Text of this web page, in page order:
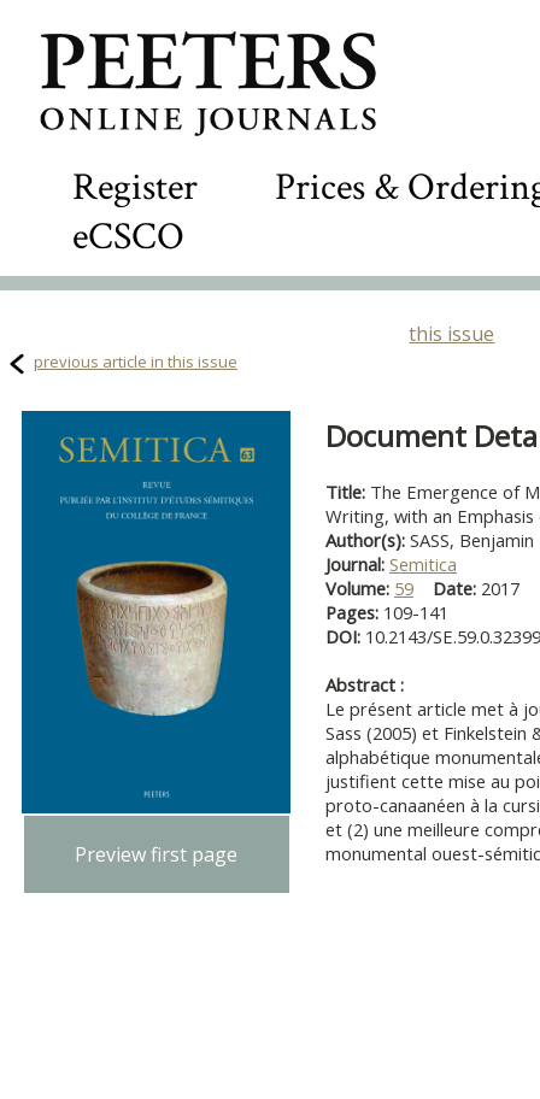
Register
Prices &
eCSCO
this issue
previous article in this issue
Preview first page
Document
Title: The Emergence of
Writing, with an Emphasis
Author(s): SASS, Benjamin
Journal: Semitica
Volume: 59 Date: 2017
Pages: 109-141
DOI: 10.2143/
Abstract :
Le présent article met à
Sass (2005) et Finkelstein
alphabétique
justifient cette mise au
proto-canaanéen à la
et (2) une meilleure
monumental ouest-